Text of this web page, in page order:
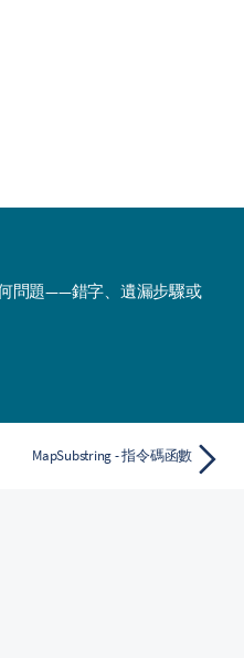
問題——錯字、遺漏步驟或
MapSubstring - 指令碼函數